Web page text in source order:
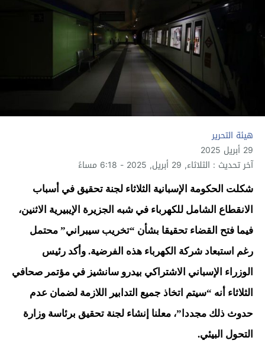
هيئة التحرير
29 أبريل 2025
آخر تحديث : الثلاثاء, 29 أبريل, 2025 - 6:18 مساءً
شكلت الحكومة الإسبانية الثلاثاء لجنة تحقيق في أسباب
الانقطاع الشامل للكهرباء في شبه الجزيرة الإيبيرية الاثنين،
فيما فتح القضاء تحقيقا بشأن “تخريب سيبراني” محتمل
رغم استبعاد شركة الكهرباء هذه الفرضية. وأكد رئيس
الوزراء الإسباني الاشتراكي بيدرو سانشيز في مؤتمر صحافي
الثلاثاء أنه “سيتم اتخاذ جميع التدابير اللازمة لضمان عدم
حدوث ذلك مجددا”، معلنا إنشاء لجنة تحقيق برئاسة وزارة
التحول البيئي.